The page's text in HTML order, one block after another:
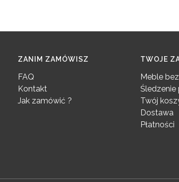
ZANIM ZAMÓWISZ
FAQ
Kontakt
Jak zamówić ?
TWOJE
Meble
Śledzenie
Twój
Dostawa
Płatności